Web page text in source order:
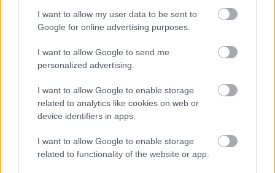
I want to allow my user data to be sent to
Google for online advertising purposes.
I want to allow Google to send me
personalized advertising.
I want to allow Google to enable storage
related to analytics like cookies on web or
device identifiers in apps.
I want to allow Google to enable storage
related to functionality of the website or app.
TESTS. Tikai cilvēki ar
laucinieka DNS spēs iegūt
80% šajā lauku gudrību
testā